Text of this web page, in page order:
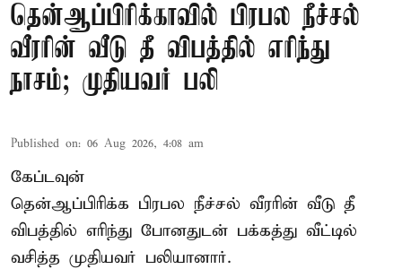
தென்ஆப்பிரிக்காவில் பிரபல நீச்சல்
வீரரின் வீடு தீ விபத்தில் எரிந்து
நாசம்; முதியவர் பலி
Published on: 06 Aug 2026, 4:08 am
கேப்டவுன்
தென்ஆப்பிரிக்க பிரபல நீச்சல் வீரரின் வீடு தீ
விபத்தில் எரிந்து போனதுடன் பக்கத்து வீட்டில்
வசித்த முதியவர் பலியானார்.